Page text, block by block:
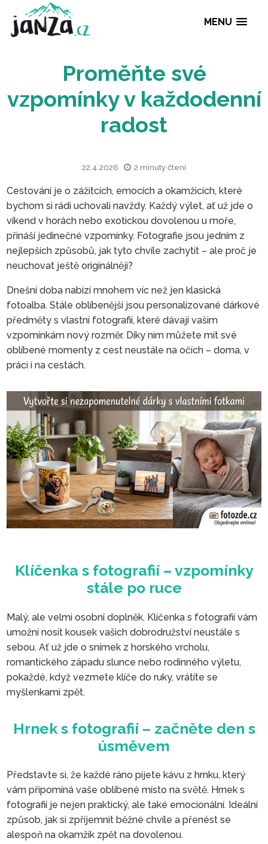
MENU
Proměňte své
vzpomínky v
22.4.2026 2 minuty čtení
Cestování je o zážitcích, emocích a okamžicích, které
bychom si rádi uchovali navždy. Každý výlet, ať už jde o
víkend v horách nebo exotickou dovolenou u moře,
přináší jedinečné vzpomínky. Fotografie jsou jedním z
nejlepších způsobů, jak tyto chvíle zachytit – ale proč je
neuchovat ještě originálněji?
Dnešní doba nabízí mnohem víc než jen klasická
fotoalba. Stále oblíbenější jsou personalizované dárkové
předměty s vlastní fotografií, které dávají vašim
vzpomínkám nový rozměr. Díky nim můžete mít své
oblíbené momenty z cest neustále na očích – doma, v
práci i na cestách.
Klíčenka s fotografií –
Malý, ale velmi osobní doplněk. Klíčenka s fotografií vám
umožní nosit kousek vašich dobrodružství neustále s
sebou. Ať už jde o snímek z horského vrcholu,
romantického západu slunce nebo rodinného výletu,
pokaždé, když vezmete klíče do ruky, vrátíte se
myšlenkami zpět.
Představte si, že každé ráno pijete kávu z hrnku, který
vám připomíná vaše oblíbené místo na světě. Hrnek s
fotografií je nejen praktický, ale také emocionální. Ideální
způsob, jak si zpříjemnit běžné chvíle a přenést se
alespoň na okamžik zpět na dovolenou.